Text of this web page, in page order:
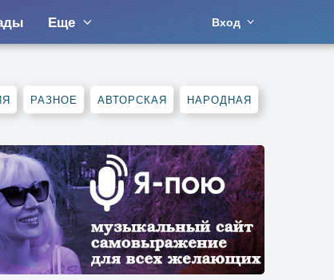
Еще Вход
РАЗНОЕ АВТОРСКАЯ НАРОДНАЯ